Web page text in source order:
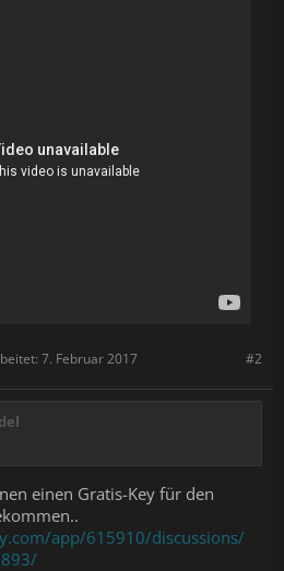
#2
7. Februar 2017
einen Gratis-Key für den
app/615910/discussions/